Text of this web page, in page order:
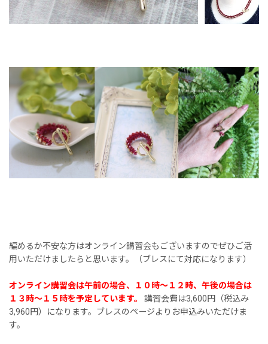
編めるか不安な方はオンライン講習会もございますのでぜひご活
用いただけましたらと思います。（ブレスにて対応になります）
オンライン講習会は午前の場合、１０時〜１２時、午後の場合は
１３時〜１５時を予定しています。
講習会費は3,600円（税込み
3,960円）になります。ブレスのページよりお申込みいただけま
す。